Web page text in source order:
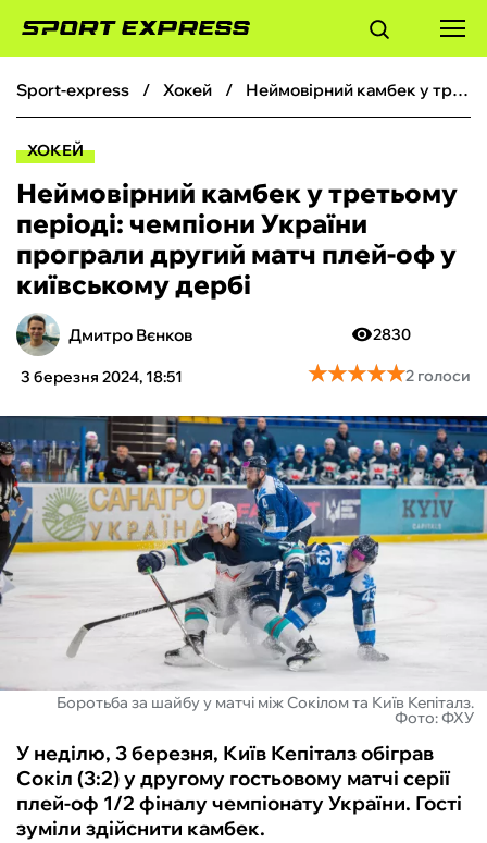
ФУТБОЛ
БОКС
ХОКЕЙ
ТЕНІС
КІБЕРСПОРТ
ЧС-2026
ФУТЗАЛ
ІНШІ
БУКМЕКЕРИ
sport-express хокей Неймовірний камбек у третьому періоді: чемпіони України програли другий матч плей-оф у київському дербі
ХОКЕЙ
Неймовірний камбек у третьому
періоді: чемпіони України
програли другий матч плей-оф у
київському дербі
Дмитро Вєнков
3 березня 2024, 18:51
2830
★★★★★
★★★★★2 голоси
Боротьба за шайбу у матчі між Сокілом та Київ Кепіталз.
Фото: ФХУ
У неділю, 3 березня, Київ Кепіталз обіграв
Сокіл (3:2) у другому гостьовому матчі серії
плей-оф 1/2 фіналу чемпіонату України. Гості
зуміли здійснити камбек.